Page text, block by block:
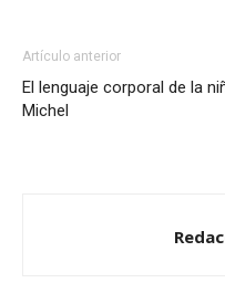
Artículo anterior
El lenguaje corporal de la
Michel